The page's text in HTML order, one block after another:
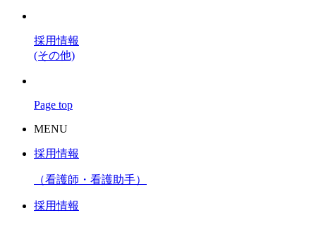
採用情報
(その他)
Page top
MENU
採用情報
（看護師・看護助手）
採用情報